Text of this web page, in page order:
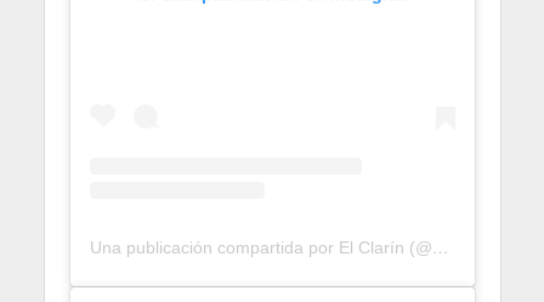
Una publicación compartida por El Clarín (@elclarinweb)